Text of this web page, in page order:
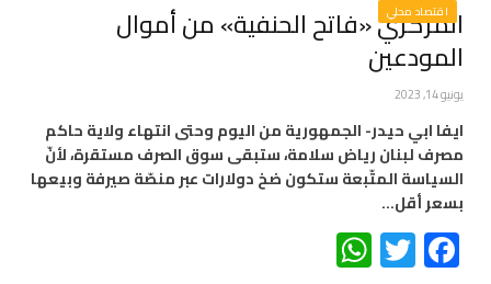
اقتصاد محلي
المركزي «فاتح الحنفية» من أموال
المودعين
يونيو 14, 2023
ايفا ابي حيدر- الجمهورية من اليوم وحتى انتهاء ولاية حاكم
مصرف لبنان رياض سلامة، ستبقى سوق الصرف مستقرة، لأنّ
السياسة المتّبعة ستكون ضخ دولارات عبر منصّة صيرفة وبيعها
بسعر أقل…
Facebook
Twitter